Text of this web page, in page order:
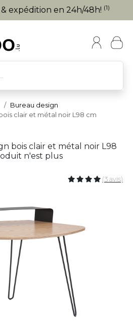
expédition en 24h/48h! (1)
Bureau design
clair et métal noir L98 cm
bois clair et métal noir L98
n'est plus
(3 avis)